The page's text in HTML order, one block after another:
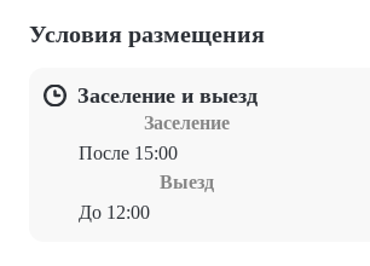
Условия размещения
Заселение и выезд
Заселение
После 15:00
Выезд
До 12:00